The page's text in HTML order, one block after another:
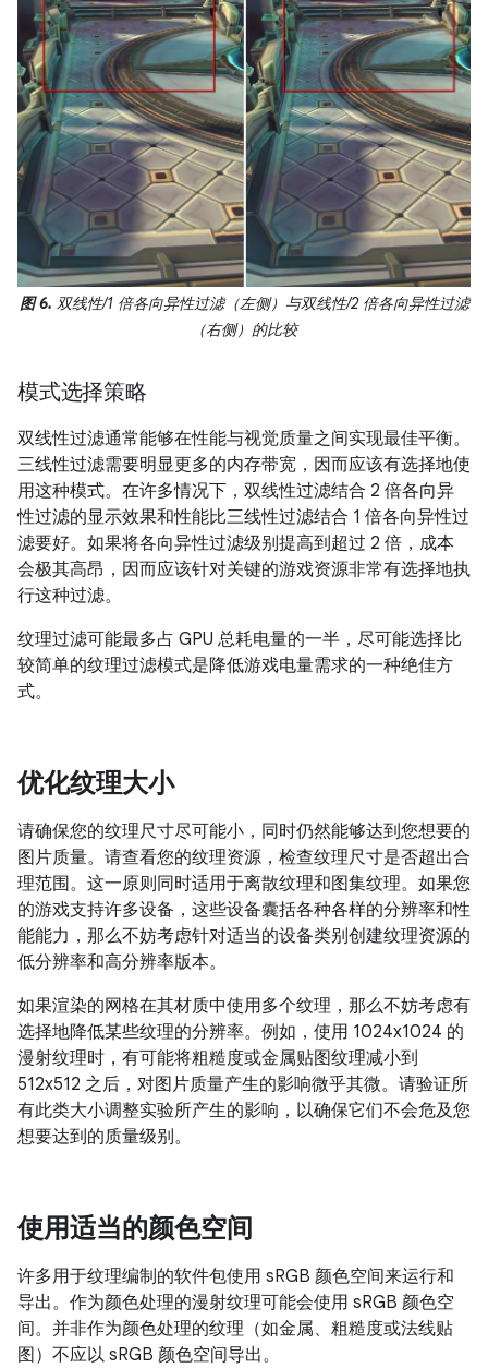
图 6. 双线性/1 倍各向异性过滤（左侧）与双线性/2 倍各向异性过滤
（右侧）的比较
模式选择策略
双线性过滤通常能够在性能与视觉质量之间实现最佳平衡。
三线性过滤需要明显更多的内存带宽，因而应该有选择地使
用这种模式。在许多情况下，双线性过滤结合 2 倍各向异
性过滤的显示效果和性能比三线性过滤结合 1 倍各向异性过
滤要好。如果将各向异性过滤级别提高到超过 2 倍，成本
会极其高昂，因而应该针对关键的游戏资源非常有选择地执
行这种过滤。
纹理过滤可能最多占 GPU 总耗电量的一半，尽可能选择比
较简单的纹理过滤模式是降低游戏电量需求的一种绝佳方
式。
优化纹理大小
请确保您的纹理尺寸尽可能小，同时仍然能够达到您想要的
图片质量。请查看您的纹理资源，检查纹理尺寸是否超出合
理范围。这一原则同时适用于离散纹理和图集纹理。如果您
的游戏支持许多设备，这些设备囊括各种各样的分辨率和性
能能力，那么不妨考虑针对适当的设备类别创建纹理资源的
低分辨率和高分辨率版本。
如果渲染的网格在其材质中使用多个纹理，那么不妨考虑有
选择地降低某些纹理的分辨率。例如，使用 1024x1024 的
漫射纹理时，有可能将粗糙度或金属贴图纹理减小到
512x512 之后，对图片质量产生的影响微乎其微。请验证所
有此类大小调整实验所产生的影响，以确保它们不会危及您
想要达到的质量级别。
使用适当的颜色空间
许多用于纹理编制的软件包使用 sRGB 颜色空间来运行和
导出。作为颜色处理的漫射纹理可能会使用 sRGB 颜色空
间。并非作为颜色处理的纹理（如金属、粗糙度或法线贴
图）不应以 sRGB 颜色空间导出。